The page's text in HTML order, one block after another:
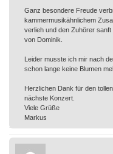
Ganz besondere Freude
kammermusikähnlichem
verlieh und den Zuhörer
von Dominik.
Leider musste ich mir nach
schon lange keine Blumen
Herzlichen Dank für den
nächste Konzert.
Viele Grüße
Markus